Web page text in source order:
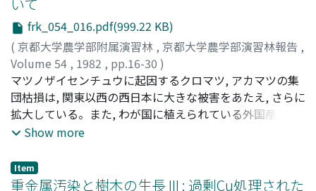
ギ等の樹皮中に含まれるα-pineneの量 植物に含まれるモ
ノテルペン類, とくに, α-pineneが動物の活動に影響する
ととについてはいくつかの報告がある。筆者らは産地別ス
ギの樹皮に含まれるα-pineneについてGass-chro-
matography によって分析を行なった。クマハギの被害地
と無被害地では, 明らかに (99%以上の有意差で) 被害地の
樹皮には無被害地のものよりα-pineneが多く含まれて, 樹
皮中のα-pineneの量がクマハギを誘引する要因のーつと考
えられる。III, α-pineneおよび2 - 3の物質に対するクマ類
の反応 飼育されているツキノワグマ (京都市立動物園, 岐
阜クマ牧場) およびエゾヒグマ (のぼりべつクマ牧場) にお
frk_054_016.pdf(999.22 KB)
( 京都大学農学部附属演習林 , 京都大学農学部演習林報告 ,
Volume 54 , 1982 , pp.16-30 )
古野, 東洲;Furuno, Tooshiu;フルノ, トウシュウ
マツノザイセンチュウに起因するクロマツ, アカマツの集
団枯損は, 関東以西の西日本に大きな被害をあたえ, さらに
拡大している。また, わが国に植えられている外国産マツ
属にも被害をあたえている。本報告は, 主として, 京都大学
られている外国産マツ属のマツノザイセンチュウによる枯
損を調査した結果をとりまとめたものである。枯損マツ属
Show more
Item
重金属汚染と樹木の生長 III : 過剰Cu処理された